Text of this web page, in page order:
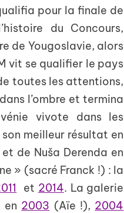
pour la finale de
du Concours,
de Yougoslavie, alors
vit se qualifier le pays
toutes les attentions,
l’ombre et termina
vivote dans les
meilleur résultat en
et de Nuša Derenda en
» (sacré Franck !) : la
et 2014. La galerie
en 2003 (Aïe !), 2004